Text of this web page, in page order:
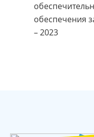
обеспечения
– 2023